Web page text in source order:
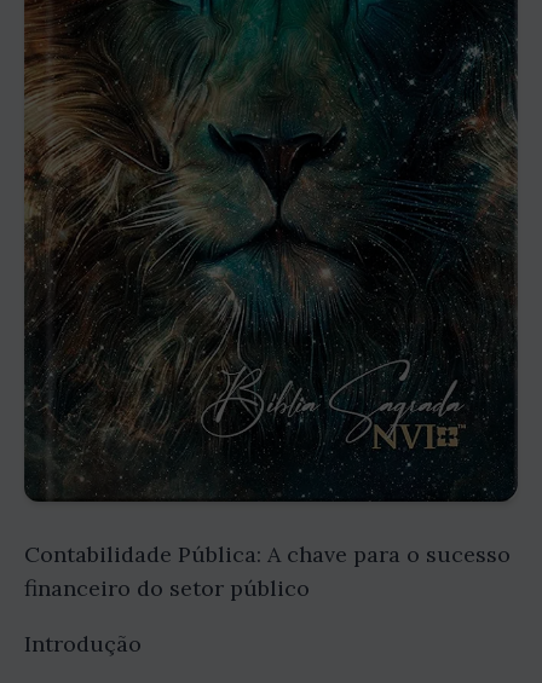
Contabilidade Pública: A chave para o sucesso
financeiro do setor público
Introdução